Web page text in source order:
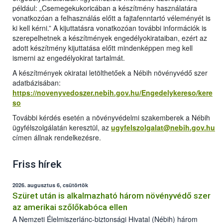
például: „Csemegekukoricában a készítmény használatára
vonatkozóan a felhasználás előtt a fajtafenntartó véleményét is
ki kell kérni.” A kijuttatásra vonatkozóan további információk is
szerepelhetnek a készítmények engedélyokirataiban, ezért az
adott készítmény kijuttatása előtt mindenképpen meg kell
ismerni az engedélyokirat tartalmát.
A készítmények okiratai letölthetőek a Nébih növényvédő szer
adatbázisában:
https://novenyvedoszer.nebih.gov.hu/Engedelykereso/kere
so
További kérdés esetén a növényvédelmi szakemberek a Nébih
ügyfélszolgálatán keresztül, az ugyfelszolgalat@nebih.gov.hu
címen állnak rendelkezésre.
Friss hírek
2026. augusztus 6, csütörtök
Szüret után is alkalmazható három növényvédő szer
az amerikai szőlőkabóca ellen
A Nemzeti Élelmiszerlánc-biztonsági Hivatal (Nébih) három